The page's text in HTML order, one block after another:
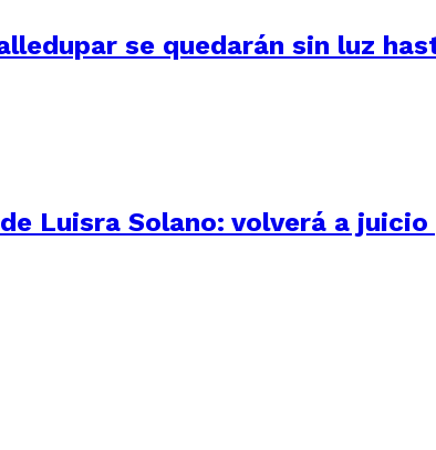
se quedarán sin luz
Luisra Solano: volverá a